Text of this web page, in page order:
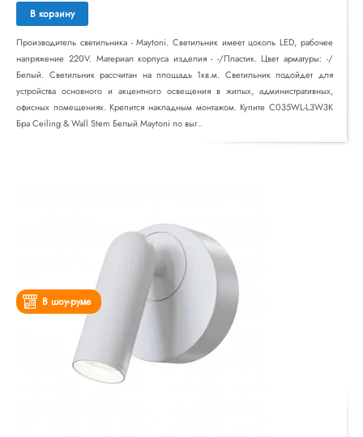
В корзину
Производитель светильника - Maytoni. Светильник имеет цоколь LED, рабочее
напряжение 220V. Материал корпуса изделия - -/Пластик. Цвет арматуры: -/
Белый. Светильник рассчитан на площадь 1кв.м. Светильник подойдет для
устройства основного и акцентного освещения в жилых, административных,
офисных помещениях. Крепится накладным монтажом. Купите C035WL-L3W3K
Бра Ceiling & Wall Stem Белый Maytoni по выг..
В шоу-руме